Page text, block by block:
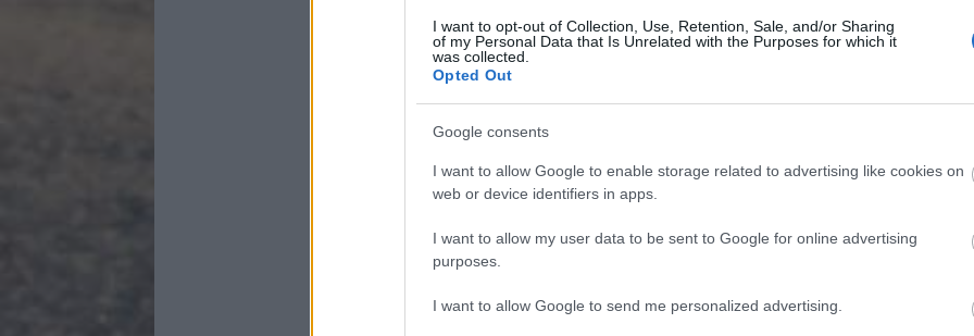
I want to opt-out of Collection, Use, Retention, Sale, and/or Sharing
of my Personal Data that Is Unrelated with the Purposes for which it
was collected.
Opted Out
Google consents
I want to allow Google to enable storage related to advertising like cookies on
web or device identifiers in apps.
I want to allow my user data to be sent to Google for online advertising
purposes.
I want to allow Google to send me personalized advertising.